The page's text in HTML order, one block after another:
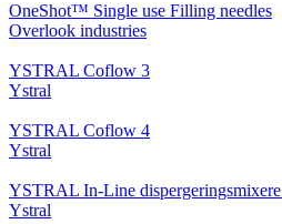
OneShot™ Single use Filling needles
Overlook industries
YSTRAL Coflow 3
Ystral
YSTRAL Coflow 4
Ystral
YSTRAL In-Line dispergeringsmixere ‍‍
Ystral